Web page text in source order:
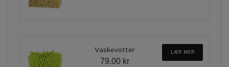
Vaskevotter
79.00 kr
LÆR MER